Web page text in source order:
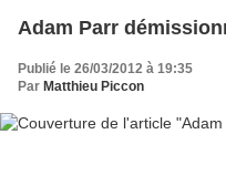
Adam Parr
Publié le 26/03/2012 à 19:35
Par Matthieu Piccon